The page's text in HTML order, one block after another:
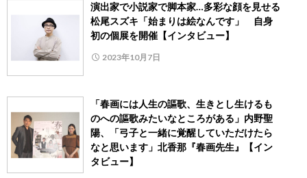
演出家で小説家で脚本家…多彩な顔を見せる
松尾スズキ「始まりは絵なんです」 自身
初の個展を開催【インタビュー】
2023年10月7日
「春画には人生の謳歌、生きとし生けるも
のへの謳歌みたいなところがある」内野聖
陽、「弓子と一緒に覚醒していただけたら
なと思います」北香那『春画先生』【イン
タビュー】